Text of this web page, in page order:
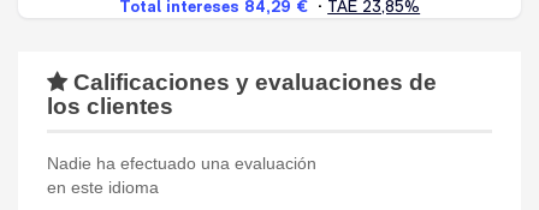
Calificaciones y evaluaciones de
los clientes
Nadie ha efectuado una evaluación
en este idioma